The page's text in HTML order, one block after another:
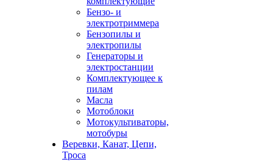
Бензо- и
электротриммера
Бензопилы и
электропилы
Генераторы и
электростанции
Комплектующее к
пилам
Масла
Мотоблоки
Мотокультиваторы,
мотобуры
Веревки, Канат, Цепи,
Троса